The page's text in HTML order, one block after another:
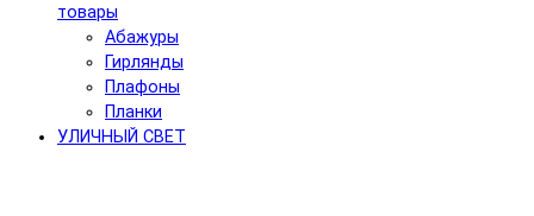
товары
Абажуры
Гирлянды
Плафоны
Планки
УЛИЧНЫЙ СВЕТ